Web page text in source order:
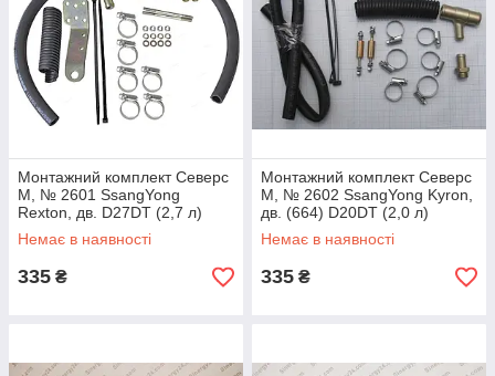
Монтажний комплект Северс
М, № 2601 SsangYong
Rexton, дв. D27DT (2,7 л)
Немає в наявності
335 ₴
Монтажний комплект Северс
М, № 2602 SsangYong Kyron,
дв. (664) D20DT (2,0 л)
Немає в наявності
335 ₴